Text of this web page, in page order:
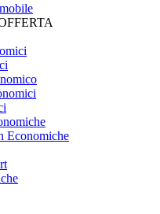
Economiche